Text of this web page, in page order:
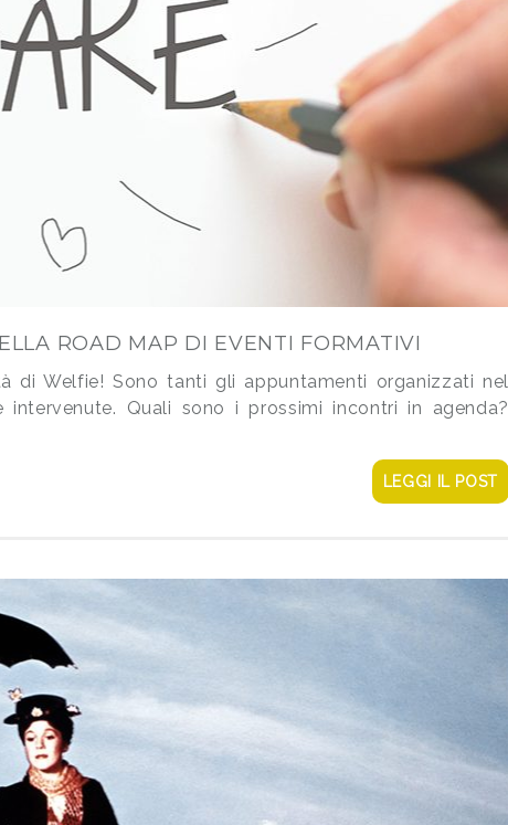
ROAD MAP DI EVENTI FORMATIVI
di Welfie! Sono tanti gli appuntamenti organizzati nel
Quali sono i prossimi incontri in agenda?
LEGGI IL POST